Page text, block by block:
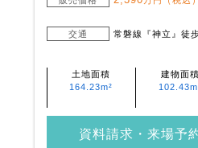
交通 常磐線『神立』徒
土地面積
164.23m²
建物面積
資料請求・来場予